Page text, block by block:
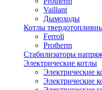
Vaillant
Дымоходы
Котлы
Ferroli
Protherm
Стабилизаторы
Электрические котлы
Электрические
Электрические